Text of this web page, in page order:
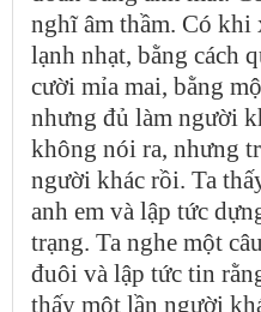
nghĩ âm thầm. Có khi
lạnh nhạt, bằng cách
cười mỉa mai, bằng
nhưng đủ làm người
không nói ra, nhưng
người khác rồi. Ta
anh em và lập tức
trạng. Ta nghe một
đuôi và lập tức tin
thấy một lần người